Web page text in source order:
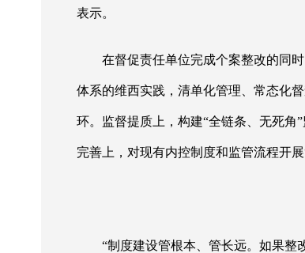
表示。
在督促责任单位完成个案整改的同
体系的维西实践，清单化管理、常态化
环。监督提质上，构建“全链条、无死
完善上，对现有内控制度和监管流程开
“制度建设管根本、管长远。如果整